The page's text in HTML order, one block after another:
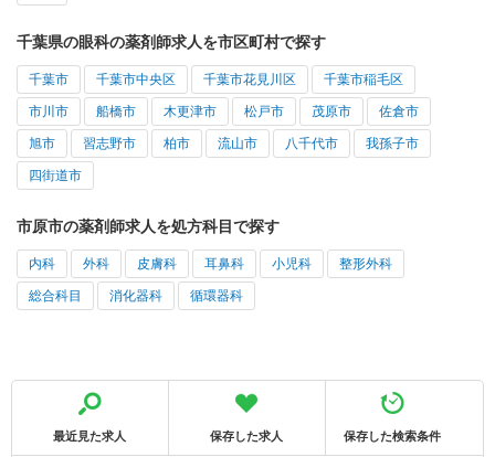
千葉県の眼科の薬剤師求人を市区町村で探す
千葉市 千葉市中央区 千葉市花見川区 千葉市稲毛区
市川市 船橋市 木更津市 松戸市 茂原市 佐倉市
旭市 習志野市 柏市 流山市 八千代市 我孫子市
四街道市
市原市の薬剤師求人を処方科目で探す
内科 外科 皮膚科 耳鼻科 小児科 整形外科
総合科目 消化器科 循環器科
最近見た求人 保存した求人 保存した検索条件